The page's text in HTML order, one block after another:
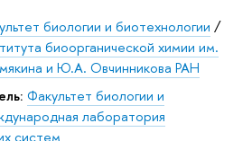
биологии и биотехнологии /
биоорганической химии им.
и Ю.А. Овчинникова РАН
Факультет биологии и
лаборатория
систем